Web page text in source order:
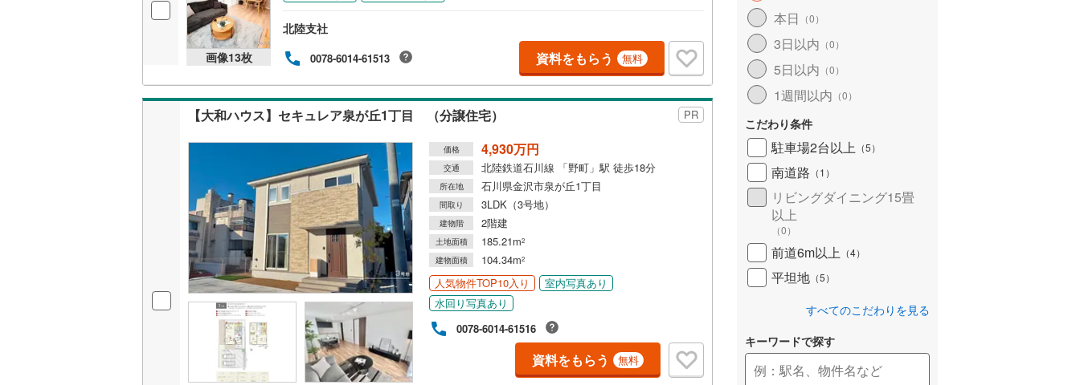
画像13枚
北陸支社
0078-6014-61513 資料をもらう 無料
【大和ハウス】セキュレア泉が丘1丁目 （分譲住宅） PR
価格 4,930万円
交通 北陸鉄道石川線 「野町」駅 徒歩18分
所在地 石川県金沢市泉が丘1丁目
間取り 3LDK（3号地）
建物階 2階建
土地面積 185.21m2
建物面積 104.34m2
人気物件TOP10入り
室内写真あり
水回り写真あり
0078-6014-61516
資料をもらう 無料
本日 （0）
3日以内 （0）
5日以内 （0）
1週間以内 （0）
こだわり条件
駐車場2台以上 （5）
南道路 （1 ）
リビングダイニング15畳
以上
（0）
前道6m以上 （4）
平坦地 （5）
すべてのこだわりを見る
キーワードで探す